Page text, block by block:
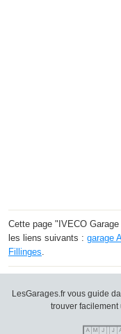
Cette page "IVECO
les liens suivants : garage
Fillinges
LesGarages.fr vous guide
trouver facilement